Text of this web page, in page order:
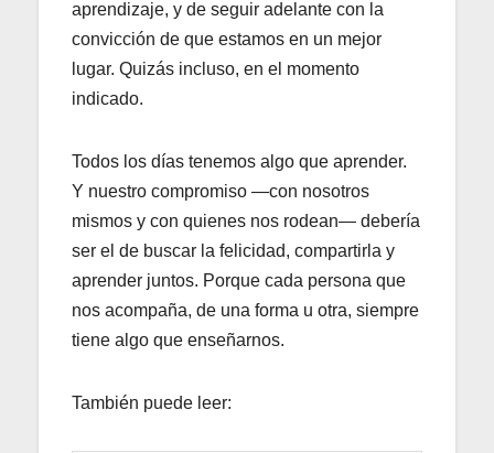
aprendizaje, y de seguir adelante con la
convicción de que estamos en un mejor
lugar. Quizás incluso, en el momento
indicado.
Todos los días tenemos algo que aprender.
Y nuestro compromiso —con nosotros
mismos y con quienes nos rodean— debería
ser el de buscar la felicidad, compartirla y
aprender juntos. Porque cada persona que
nos acompaña, de una forma u otra, siempre
tiene algo que enseñarnos.
También puede leer: